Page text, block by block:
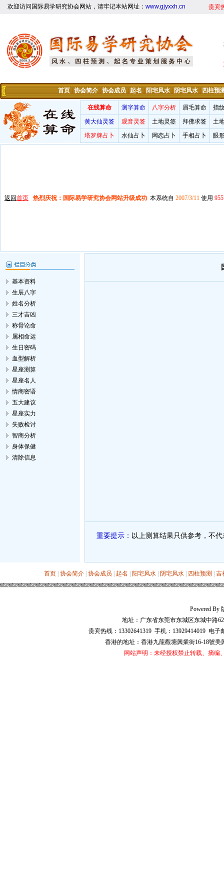
欢迎访问国际易学研究协会网站，请牢记本站网址： www.gjyxxh.cn 贵宾
首页 协会简介 协会成员 起名 阳宅风水 阴宅风水 四柱预
在线算命 测字算命 八字分析 眉毛算命
指
黄大仙灵签
观音灵签 土地灵签 拜佛求签
土
塔罗牌占卜
水仙占卜 网恋占卜 手相占卜 眼
返回首页 热烈庆祝：国际易学研究协会网站升级成功 本系统自 2007/3/11 使用
基本资料
生辰八字
姓名分析
三才吉凶
称骨论命
属相命运
生日密码
血型解析
星座测算
星座名人
情商密语
五大建议
星座实力
失败检讨
智商分析
身体保健
清除信息
重要提示： 以上测算结果只供参考，不
首页 协会简介 协会成员 起名 阳宅风水 阴宅风水 四柱预测 吉
Powered By
地址：广东省东莞市东城区东城中路
贵宾热线：13302641319 手机：13929414019 电
香港的地址：香港九龍觀塘興業街16-18號美
网站声明：未经授权禁止转载、摘编